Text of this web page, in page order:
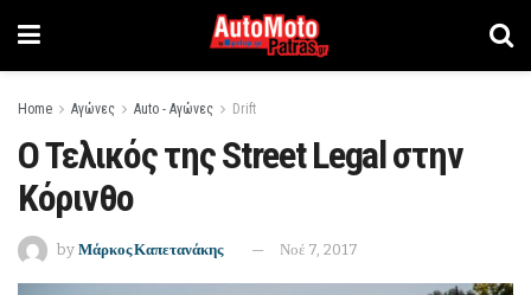
Home Αγώνες Auto - Αγώνες Drift
Ο Τελικός της Street Legal στην
Κόρινθο
by Μάρκος Καπετανάκης Νοέ 7, 2017